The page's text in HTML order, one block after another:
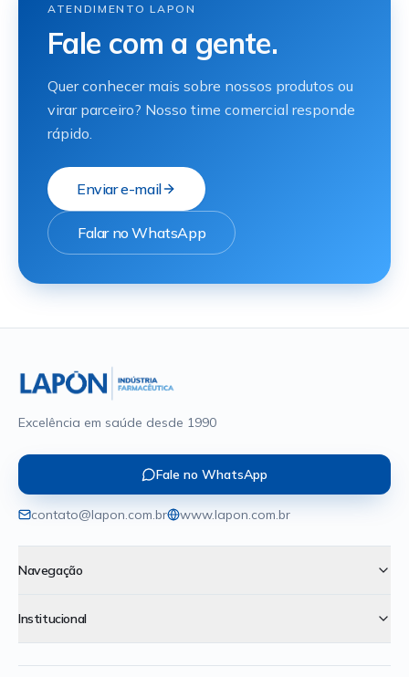
ATENDIMENTO LAPON
Fale com a gente.
Quer conhecer mais sobre nossos produtos ou
virar parceiro? Nosso time comercial responde
rápido.
Enviar e-mail
Falar no WhatsApp
Excelência em saúde desde 1990
Fale no WhatsApp
contato@lapon.com.br www.lapon.com.br
Navegação
Institucional